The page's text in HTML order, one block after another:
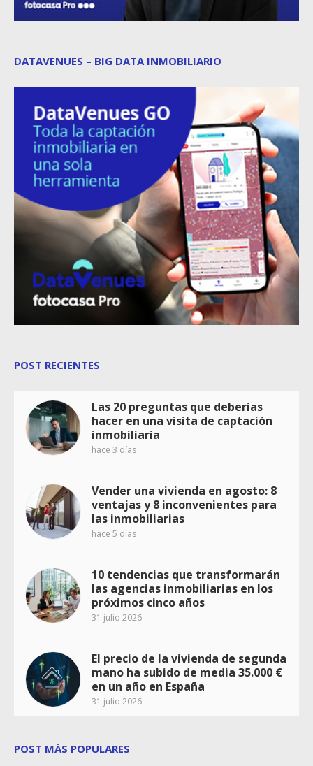
DATAVENUES – BIG DATA INMOBILIARIO
POST RECIENTES
Las 20 preguntas que deberías
hacer en una visita de captación
inmobiliaria
hace 3 días
Vender una vivienda en agosto: 8
ventajas y 8 inconvenientes para
las inmobiliarias
hace 5 días
10 tendencias que transformarán
las agencias inmobiliarias en los
próximos cinco años
31 julio 2026
El precio de la vivienda de segunda
mano ha subido de media 35.000 €
en un año en España
31 julio 2026
POST MÁS POPULARES